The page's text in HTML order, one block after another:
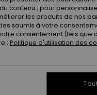
contenu ; pour
les produits de nos
soumis à votre
consentement (tels que
: Politique d'utilisation des